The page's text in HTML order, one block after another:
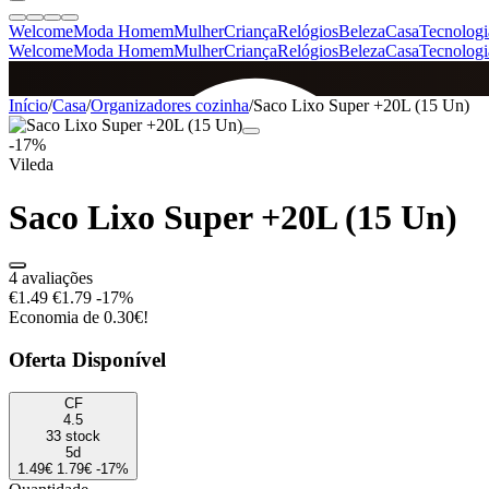
WelcomeModa HomemMulherCriançaRelógiosBelezaCasa
WelcomeModa HomemMulherCriançaRelógiosBelezaCasa
SINCE 2005
Início/Casa/Organizadores cozinha/Saco Lixo Super +20L (15 Un)
-17%
Vileda
Saco Lixo Super +20L (15 Un)
4 avaliações
€1.49 €1.79 -17%
Economia de 0.30€!
Oferta Disponível
CF
4.5
33 stock
5d
1.49€ 1.79€ -17%